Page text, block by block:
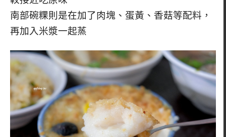
南部碗粿則是在加了肉塊、蛋黃、香菇等配料，
再加入米漿一起蒸